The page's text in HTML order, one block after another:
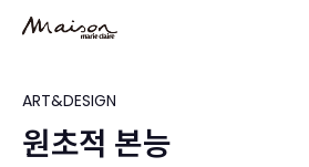
content
ART&DESIGN
원초적 본능